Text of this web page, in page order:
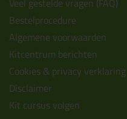
Bestelprocedure
Algemene voorwaarden
Kitcentrum berichten
Cookies & privacy verklaring
Disclaimer
Kit cursus volgen